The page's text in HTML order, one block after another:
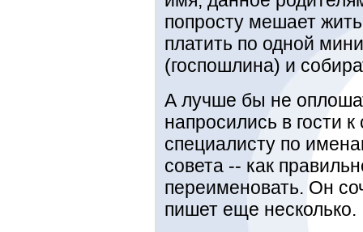
попросту мешает
платить по одной
(госпошлина) и
А лучше бы не
напросились в гости
специалисту по
совета -- как
переименовать. Он
пишет еще несколько.